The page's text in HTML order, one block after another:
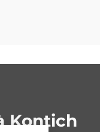
Kontich